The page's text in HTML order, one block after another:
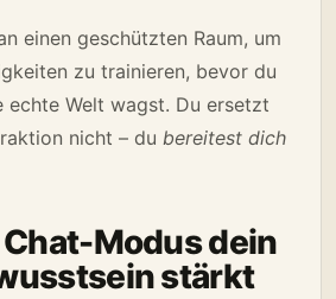
einen geschützten Raum, um
zu trainieren, bevor du
echte Welt wagst. Du ersetzt
nicht – du bereitest dich
Modus dein
stärkt